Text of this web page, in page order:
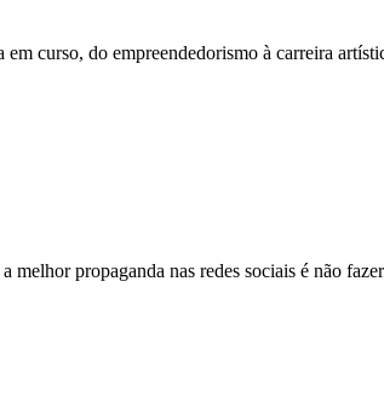
curso, do empreendedorismo à carreira
propaganda nas redes sociais é não